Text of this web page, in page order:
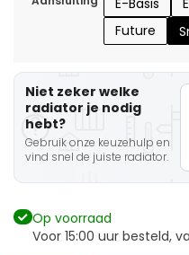
E-Basis
Future
Niet zeker welke
radiator je nodig
hebt?
Gebruik onze keuzehulp en
vind snel de juiste radiator.
Op voorraad
Voor 15:00 uur besteld,